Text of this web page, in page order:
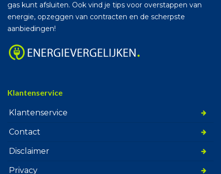
gas kunt afsluiten. Ook vind je tips voor overstappen van
energie, opzeggen van contracten en de scherpste
aanbiedingen!
Klantenservice
Klantenservice
Contact
Disclaimer
Privacy